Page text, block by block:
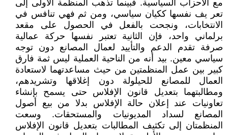
مع الأحزاب السياسية. فبينما تذهب المنظمة الأولى إلى
تعر يف نفسها ككيان سياسي، ومن ثم فهي تنافس في
الانتخابات، ونجحت بالفعل في الحصول على مقعد
برلماني واحد، فإن الثانية تعتبر نفسها حركة عمالية
صرفة تقدم الدعم والتأييد لعمال المصانع دون توجه
سياسي معين. بيد أنه من الناحية العملية ليس ثمة فارق
كبير بين عمل المنظمتين من حيث مساعدتهما لاستعادة
العمال للمصانع للحيلولة دون إغلاقها وتشريدهم،
ومطالبتهما بتعديل قانون الإفلاس حتى يسمح بإنشاء
تعاونيات عند إعلان حالة الإفلاس بدلا من بيع أصول
المصانع لسداد المديونيات والمستحقات. وسعت
المنظمتان إلى تكثيف المطالبات بتعديل قانون الإفلاس